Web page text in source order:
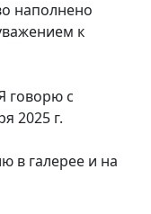
наполнено
к
говорю с
2025 г.
в галерее и на